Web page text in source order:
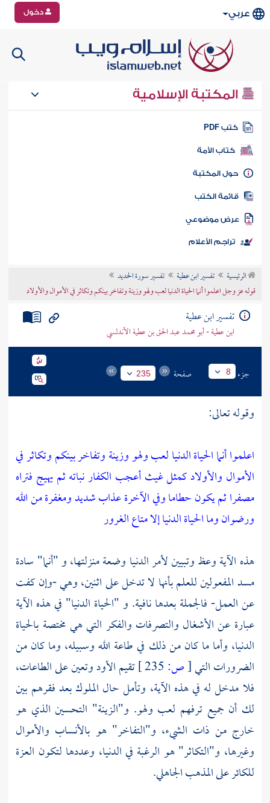
عربي دخول
المكتبة الإسلامية
كتب PDF
كتاب الأمة
المكتبة
الكتب
موضوعي
تراجم الأعلام
الرئيسية تفسير ابن عطية
تفسير سورة الحديد
قوله عز وجل اعلموا أنما الحياة الدنيا لعب ولهو وزينة وتفاخر بينكم وتكاثر في الأموال والأولاد
تفسير ابن عطية
ابن عطية - أبو محمد عبد الحق بن عطية الأندلسي
جزء 8 صفحة 235
وقوله تعالى:
اعلموا أنما الحياة الدنيا لعب ولهو وزينة وتفاخر بينكم وتكاثر في
الأموال والأولاد كمثل غيث أعجب الكفار نباته ثم يهيج فتراه
مصفرا ثم يكون حطاما وفي الآخرة عذاب شديد ومغفرة من الله
ورضوان وما الحياة الدنيا إلا متاع الغرور
هذه الآية وعظ وتبيين لأمر الدنيا وضعة منزلتها، و "أنما" سادة
مسد المفعولين للعلم بأنها لا تدخل على اثنين، وهي -وإن كفت
عن العمل- فالجملة بعدها نافية. و "الحياة الدنيا" في هذه الآية
عبارة عن الأشغال والتصرفات والفكر التي هي مختصة بالحياة
الدنيا، وأما ما كان من ذلك في طاعة الله وسبيله، وما كان من
الضرورات التي[ص:
تقيم الأود وتعين على الطاعات،
فلا مدخل له في هذه الآية، وتأمل حال الملوك بعد فقرهم بين
لك أن جميع ترفهم لعب ولهو. و"الزينة" التحسين الذي هو
خارج من ذات الشيء، و"التفاخر" هو بالأنساب والأموال
وغيرها، و"التكاثر" هو الرغبة في الدنيا، وعددها لتكون العزة
للكائر على المذهب الجاهلي.